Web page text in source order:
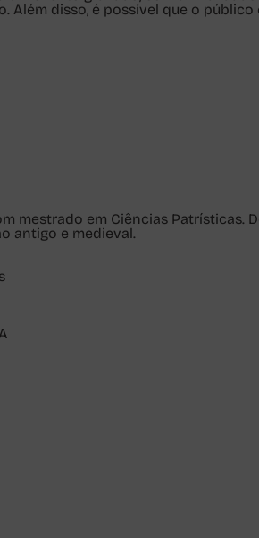
Além disso, é possível que o
mestrado em Ciências
antigo e medieval.